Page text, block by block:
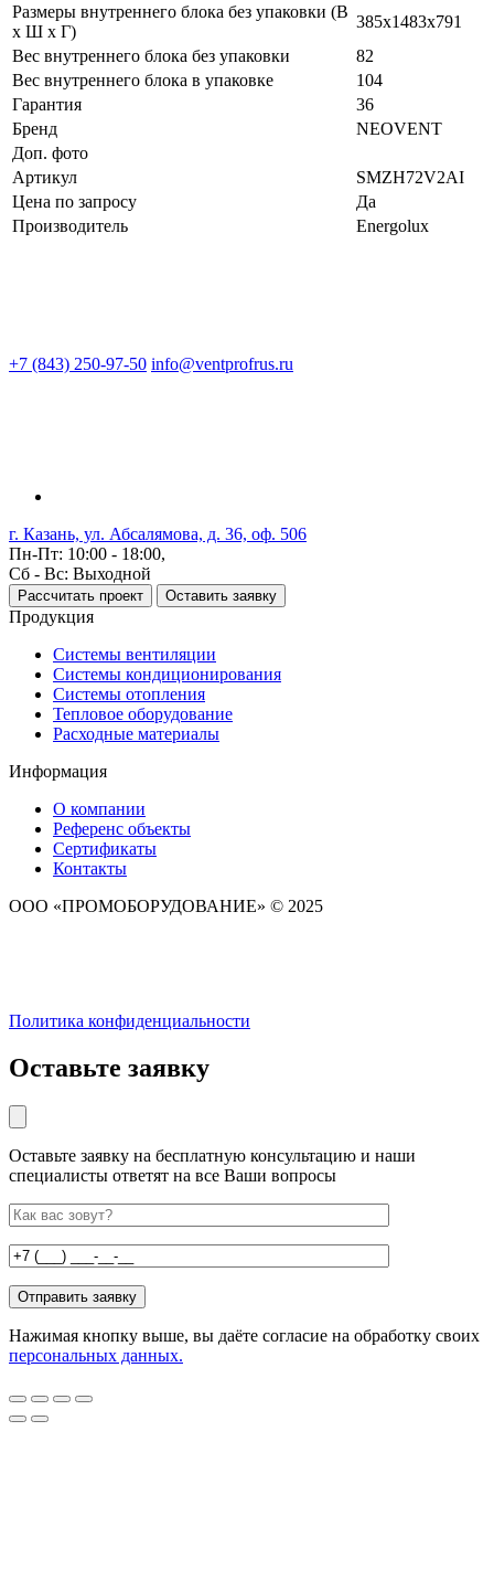
Размеры внутреннего блока без упаковки (В
х Ш х Г)
385x1483x791
Вес внутреннего блока без упаковки
82
Вес внутреннего блока в упаковке
104
Гарантия
36
Бренд
NEOVENT
Доп. фото
Артикул
SMZH72V2AI
Цена по запросу
Да
Производитель
Energolux
+7 (843) 250-97-50 info@ventprofrus.ru
г. Казань, ул. Абсалямова, д. 36, оф. 506
Пн-Пт: 10:00 - 18:00,
Сб - Вс: Выходной
Рассчитать проект Оставить заявку
Продукция
Системы вентиляции
Системы кондиционирования
Системы отопления
Тепловое оборудование
Расходные материалы
Информация
О компании
Референс объекты
Сертификаты
Контакты
ООО «ПРОМОБОРУДОВАНИЕ» © 2025
Политика конфиденциальности
Оставьте заявку
Оставьте заявку на бесплатную консультацию и наши
специалисты ответят на все Ваши вопросы
Нажимая кнопку выше, вы даёте согласие на обработку своих
персональных данных.